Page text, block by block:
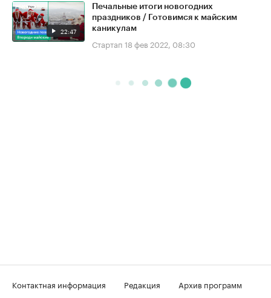
22:47
Печальные итоги новогодних
праздников / Готовимся к майским
каникулам
Стартап 18 фев 2022, 08:30
Контактная информация Редакция
Архив программ